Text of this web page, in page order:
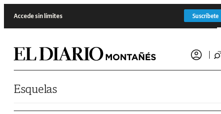
Accede sin límites Suscríbete
Esquelas